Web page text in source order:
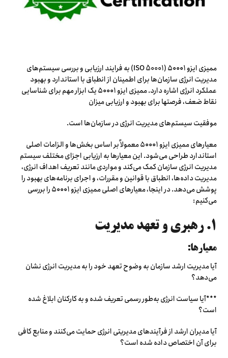
ممیزی ایزو ۵۰۰۰۱ (ISO 50001) به فرایند ارزیابی و بررسی سیستم‌های
مدیریت انرژی سازمان‌ها برای اطمینان از انطباق با استاندارد و بهبود
عملکرد انرژی اشاره دارد. ممیزی ایزو ۵۰۰۰۱ یک ابزار مهم برای شناسایی
نقاط ضعف، فرصتها برای بهبود و ارزیابی میزان
موفقیت سیستم‌های مدیریت انرژی در سازمان‌ها است.
معیارهای ممیزی ایزو ۵۰۰۰۱ معمولاً بر اساس بخش‌ها و الزامات اصلی
استاندارد طراحی می‌شود. این معیارها به ارزیابی اجزای مختلف سیستم
مدیریت انرژی سازمان کمک می‌کند و مواردی مانند تعریف اهداف انرژی،
مدیریت داده‌ها، انطباق با قوانین و مقررات، و اجرای برنامه‌های بهبود را
پوشش می‌دهد. در اینجا، معیارهای اصلی ممیزی ایزو ۵۰۰۰۱ را بررسی
می‌کنیم:
۱. رهبری و تعهد مدیریت
معیارها:
آیا مدیریت ارشد سازمان به وضوح تعهد خود را به مدیریت انرژی نشان
می‌دهد؟
***آیا سیاست انرژی به‌طور رسمی تعریف شده و به کارکنان ابلاغ شده
است؟
آیا مدیران ارشد از فرآیندهای مدیریتی انرژی حمایت می‌کنند و منابع کافی
برای آن اختصاص داده شده است؟